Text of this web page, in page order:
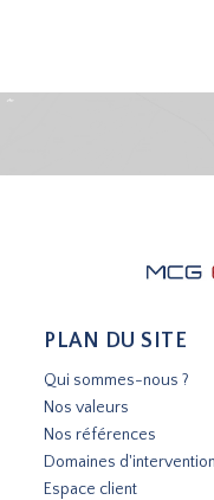
PLAN DU SITE
Qui sommes-nous ?
Nos valeurs
Nos références
Domaines d'intervention
Espace client